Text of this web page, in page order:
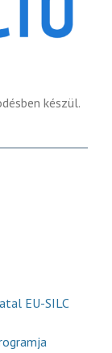
készül.
EU-SILC